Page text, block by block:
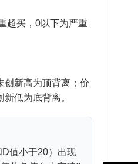
超买，0以下为严重
创新高为顶背离；价
低为底背离。
值小于20）出现